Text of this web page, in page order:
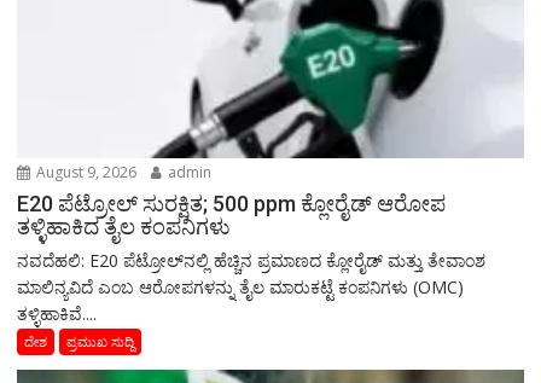
August 9, 2026 admin
E20 ಪೆಟ್ರೋಲ್ ಸುರಕ್ಷಿತ; 500 ppm ಕ್ಲೋರೈಡ್ ಆರೋಪ
ತಳ್ಳಿಹಾಕಿದ ತೈಲ ಕಂಪನಿಗಳು
ನವದೆಹಲಿ: E20 ಪೆಟ್ರೋಲ್‌ನಲ್ಲಿ ಹೆಚ್ಚಿನ ಪ್ರಮಾಣದ ಕ್ಲೋರೈಡ್ ಮತ್ತು ತೇವಾಂಶ
ಮಾಲಿನ್ಯವಿದೆ ಎಂಬ ಆರೋಪಗಳನ್ನು ತೈಲ ಮಾರುಕಟ್ಟೆ ಕಂಪನಿಗಳು (OMC)
ತಳ್ಳಿಹಾಕಿವೆ....
ದೇಶ ಪ್ರಮುಖ ಸುದ್ದಿ